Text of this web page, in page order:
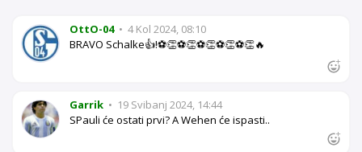
OttO-04 • 4 Kol 2024, 08:10
BRAVO Schalke👍!⚽👏⚽👏⚽👏⚽👏⚽👏🔥
Garrik • 19 Svibanj 2024, 14:44
SPauli će ostati prvi? A Wehen će ispasti..